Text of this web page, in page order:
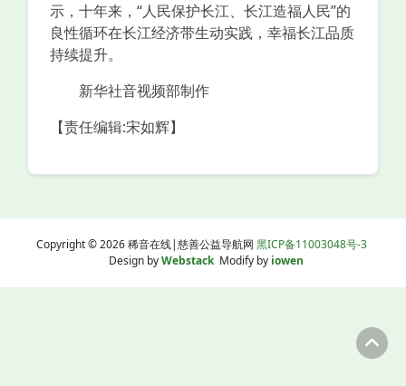
示，十年来，“人民保护长江、长江造福人民”的
良性循环在长江经济带生动实践，幸福长江品质
持续提升。
新华社音视频部制作
【责任编辑:宋如辉】
Copyright © 2026 稀音在线|慈善公益导航网 黑ICP备11003048号-3
Design byWebstackModify by iowen